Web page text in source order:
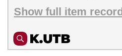
Show full item record